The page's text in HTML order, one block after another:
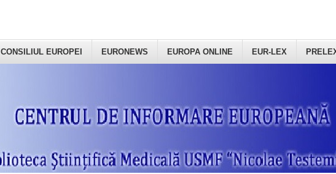
CONSILIUL EUROPEI EURONEWS EUROPA ONLINE EUR-LEX